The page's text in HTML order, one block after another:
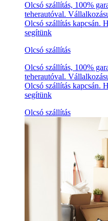
Olcsó szállítás, 100%
teherautóval.
Olcsó szállítás kapcsán.
segítünk
Olcsó szállítás
Olcsó szállítás, 100%
teherautóval.
Olcsó szállítás kapcsán.
segítünk
Olcsó szállítás